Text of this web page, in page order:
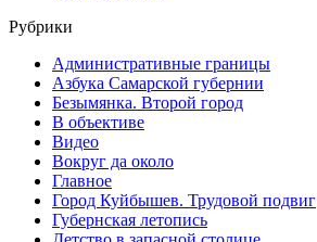
Рубрики
Административные границы
Азбука Самарской губернии
Безымянка. Второй город
В объективе
Видео
Вокруг да около
Главное
Город Куйбышев. Трудовой подвиг
Губернская летопись